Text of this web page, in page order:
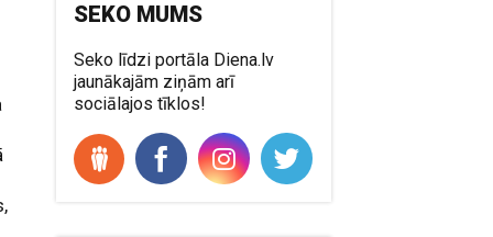
SEKO MUMS
Seko līdzi portāla Diena.lv
jaunākajām ziņām arī
sociālajos tīklos!